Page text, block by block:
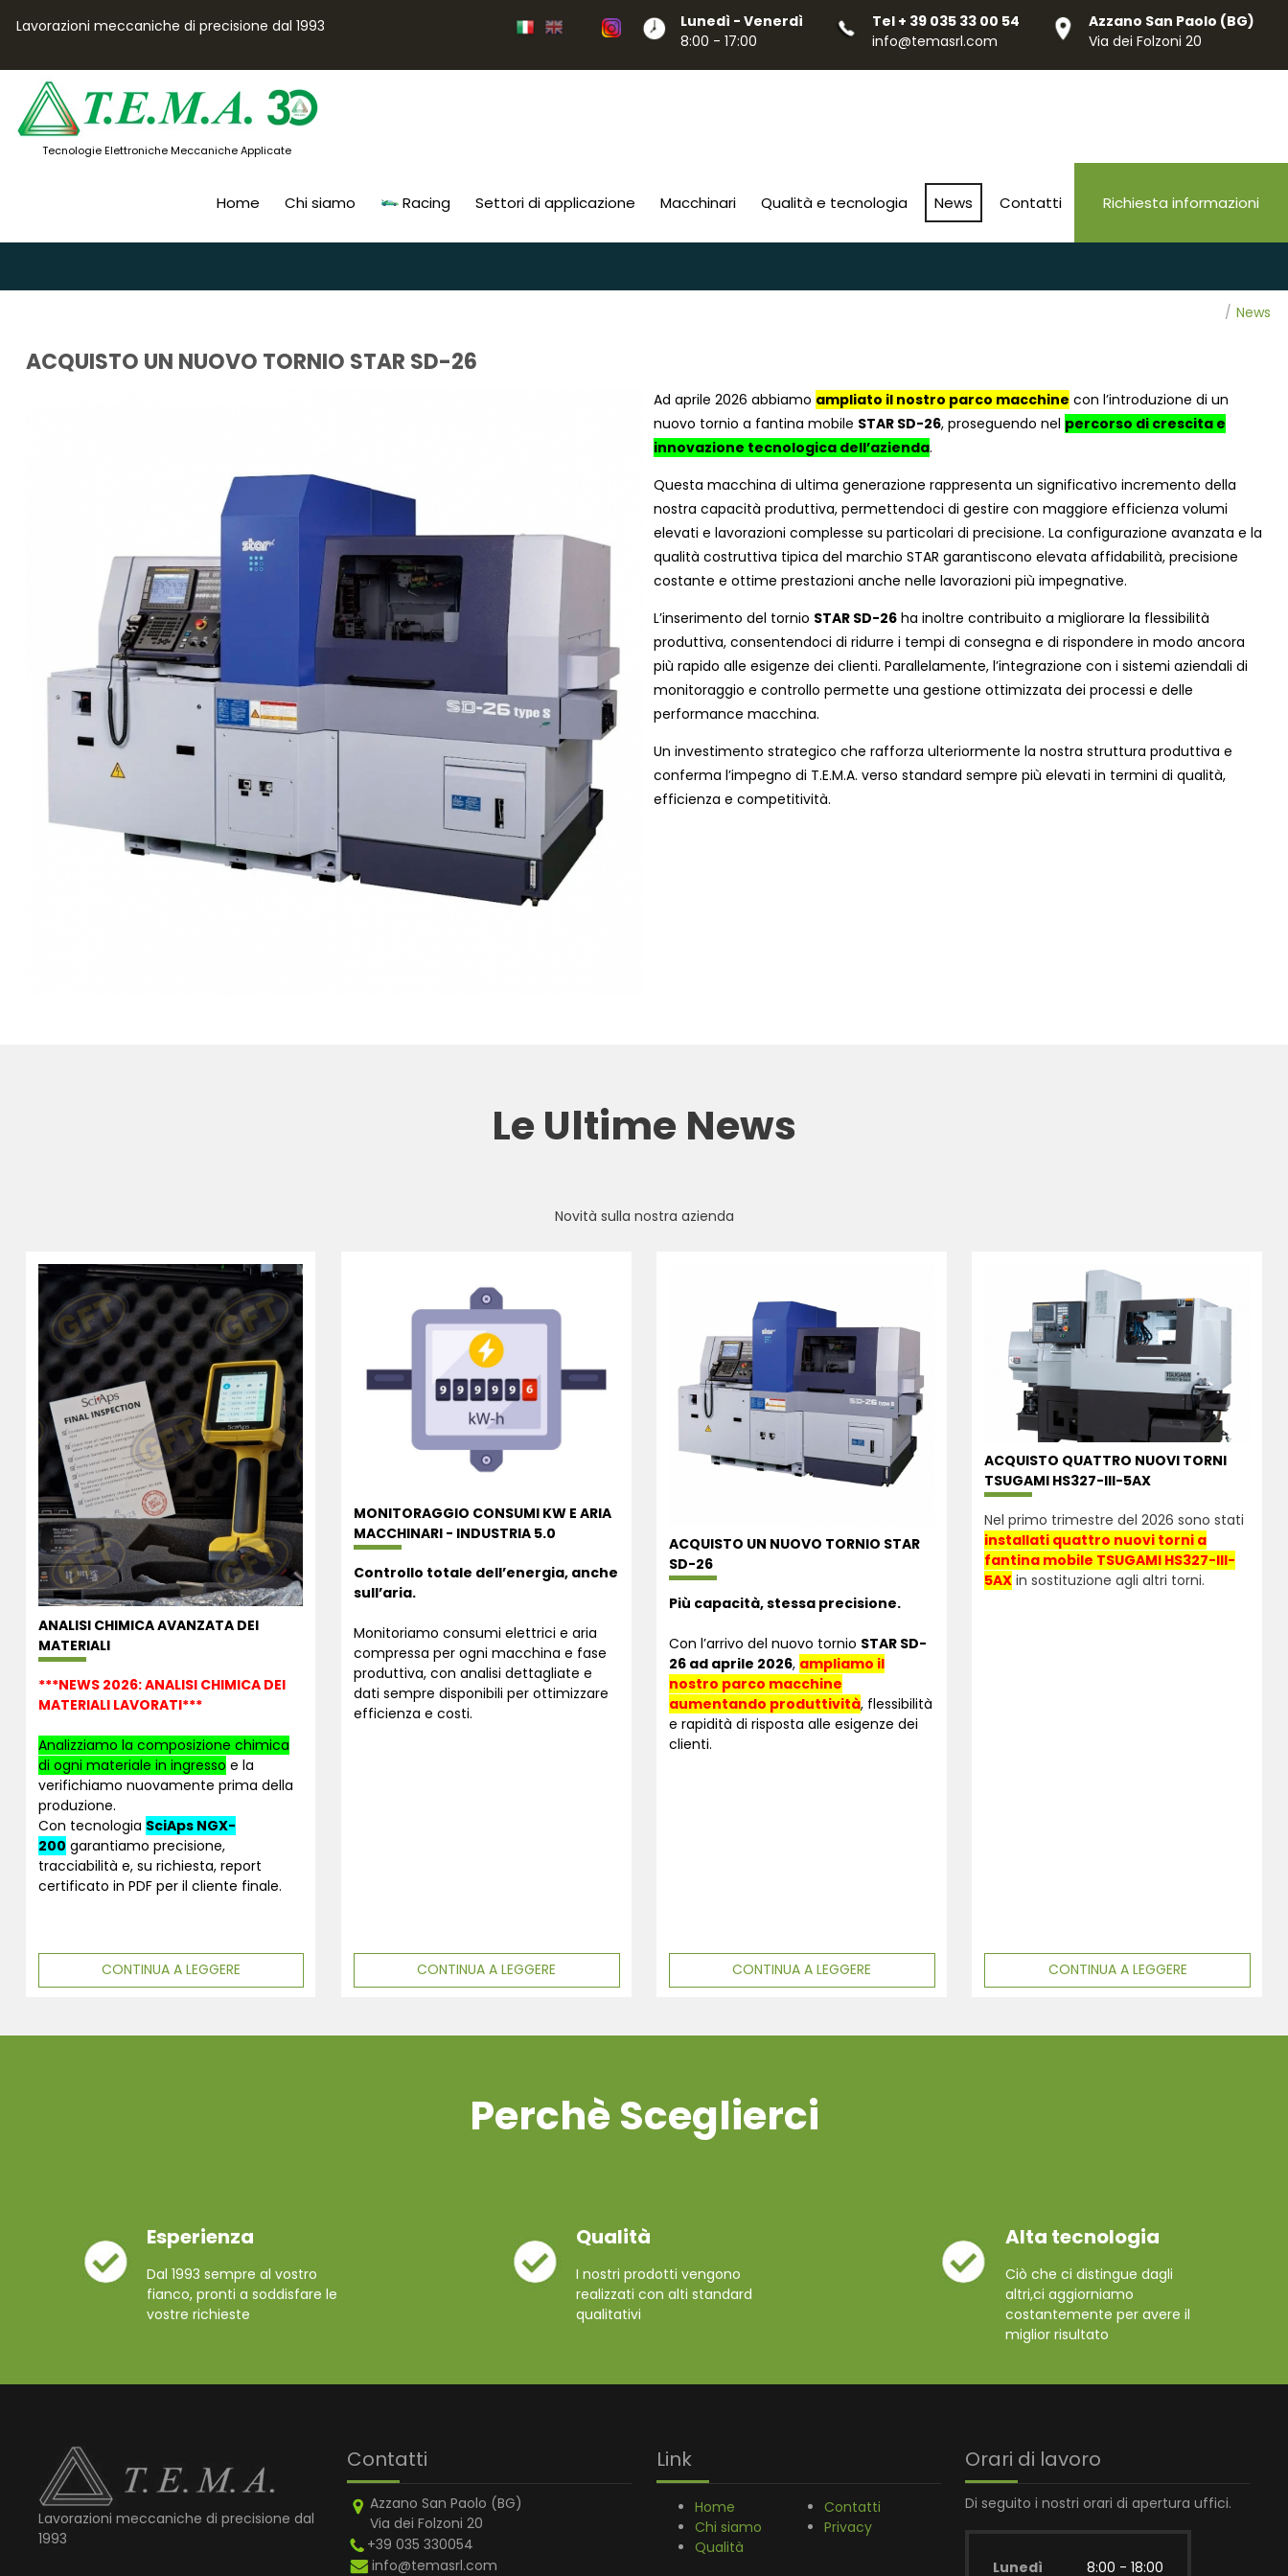
Lavorazioni meccaniche di precisione dal 1993
Lunedì - Venerdì
8:00 - 17:00
Tel + 39 035 33 00 54
info@temasrl.com
Azzano San Paolo (BG)
Via dei Folzoni 20
Tecnologie Elettroniche Meccaniche Applicate
Home Chi siamo Racing Settori di applicazione Macchinari Qualità e tecnologia News Contatti Richiesta informazioni
/ News
ACQUISTO UN NUOVO TORNIO STAR SD-26
Ad aprile 2026 abbiamo ampliato il nostro parco macchine con l’introduzione di un
nuovo tornio a fantina mobile STAR SD-26, proseguendo nel percorso di crescita e
innovazione tecnologica dell’azienda.
Questa macchina di ultima generazione rappresenta un significativo incremento della
nostra capacità produttiva, permettendoci di gestire con maggiore efficienza volumi
elevati e lavorazioni complesse su particolari di precisione. La configurazione avanzata e la
qualità costruttiva tipica del marchio STAR garantiscono elevata affidabilità, precisione
costante e ottime prestazioni anche nelle lavorazioni più impegnative.
L’inserimento del tornio STAR SD-26 ha inoltre contribuito a migliorare la flessibilità
produttiva, consentendoci di ridurre i tempi di consegna e di rispondere in modo ancora
più rapido alle esigenze dei clienti. Parallelamente, l’integrazione con i sistemi aziendali di
monitoraggio e controllo permette una gestione ottimizzata dei processi e delle
performance macchina.
Un investimento strategico che rafforza ulteriormente la nostra struttura produttiva e
conferma l’impegno di T.E.M.A. verso standard sempre più elevati in termini di qualità,
efficienza e competitività.
Le Ultime News
Novità sulla nostra azienda
ANALISI CHIMICA AVANZATA DEI
MATERIALI
***NEWS 2026: ANALISI CHIMICA DEI
MATERIALI LAVORATI***
Analizziamo la composizione chimica
di ogni materiale in ingresso e la
verifichiamo nuovamente prima della
produzione.
Con tecnologia SciAps NGX-
200 garantiamo precisione,
tracciabilità e, su richiesta, report
certificato in PDF per il cliente finale.
CONTINUA A LEGGERE
MONITORAGGIO CONSUMI KW E ARIA
MACCHINARI - INDUSTRIA 5.0
Controllo totale dell’energia, anche
sull’aria.
Monitoriamo consumi elettrici e aria
compressa per ogni macchina e fase
produttiva, con analisi dettagliate e
dati sempre disponibili per ottimizzare
efficienza e costi.
CONTINUA A LEGGERE
ACQUISTO UN NUOVO TORNIO STAR
SD-26
Più capacità, stessa precisione.
Con l’arrivo del nuovo tornio STAR SD-
26 ad aprile 2026, ampliamo il
nostro parco macchine
aumentando produttività, flessibilità
e rapidità di risposta alle esigenze dei
clienti.
CONTINUA A LEGGERE
ACQUISTO QUATTRO NUOVI TORNI
TSUGAMI HS327-III-5AX
Nel primo trimestre del 2026 sono stati
installati quattro nuovi torni a
fantina mobile TSUGAMI HS327-III-
5AX in sostituzione agli altri torni.
CONTINUA A LEGGERE
Perchè Sceglierci
Esperienza
Dal 1993 sempre al vostro
fianco, pronti a soddisfare le
vostre richieste
Qualità
I nostri prodotti vengono
realizzati con alti standard
qualitativi
Alta tecnologia
Ciò che ci distingue dagli
altri,ci aggiorniamo
costantemente per avere il
miglior risultato
Lavorazioni meccaniche di precisione dal
1993
Contatti
Azzano San Paolo (BG)
Via dei Folzoni 20
+39 035 330054
info@temasrl.com
Link
Home
Chi siamo
Qualità
Contatti
Privacy
Orari di lavoro
Di seguito i nostri orari di apertura uffici.
Lunedì 8:00 - 18:00